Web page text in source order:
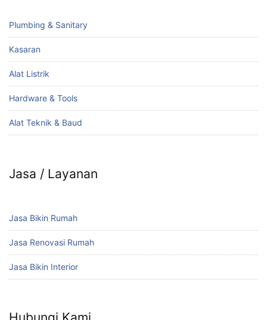
Plumbing & Sanitary
Kasaran
Alat Listrik
Hardware & Tools
Alat Teknik & Baud
Jasa / Layanan
Jasa Bikin Rumah
Jasa Renovasi Rumah
Jasa Bikin Interior